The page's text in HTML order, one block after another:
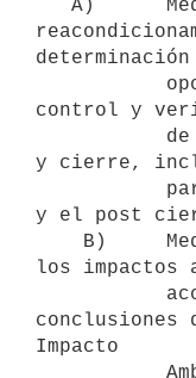
control y
y cierre,
y el post
los impactos
conclusiones
Impacto